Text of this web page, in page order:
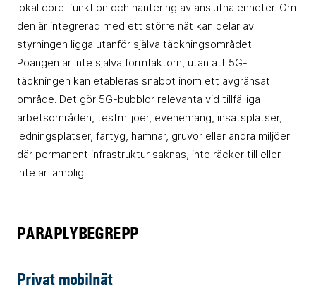
lokal core-funktion och hantering av anslutna enheter. Om
den är integrerad med ett större nät kan delar av
styrningen ligga utanför själva täckningsområdet.
Poängen är inte själva formfaktorn, utan att 5G-
täckningen kan etableras snabbt inom ett avgränsat
område. Det gör 5G-bubblor relevanta vid tillfälliga
arbetsområden, testmiljöer, evenemang, insatsplatser,
ledningsplatser, fartyg, hamnar, gruvor eller andra miljöer
där permanent infrastruktur saknas, inte räcker till eller
inte är lämplig.
PARAPLYBEGREPP
Privat mobilnät